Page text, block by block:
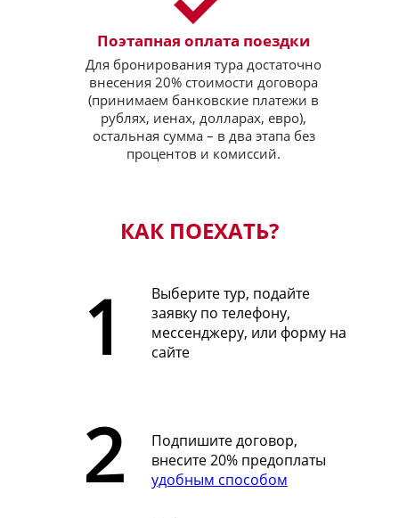
Поэтапная оплата поездки
Для бронирования тура достаточно
внесения 20% стоимости договора
(принимаем банковские платежи в
рублях, иенах, долларах, евро),
остальная сумма – в два этапа без
процентов и комиссий.
КАК ПОЕХАТЬ?
Выберите тур, подайте
заявку по телефону,
мессенджеру, или форму на
сайте
Подпишите договор,
внесите 20% предоплаты
удобным способом